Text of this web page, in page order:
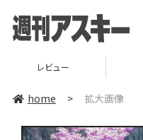
レビュー
home > 拡大画像